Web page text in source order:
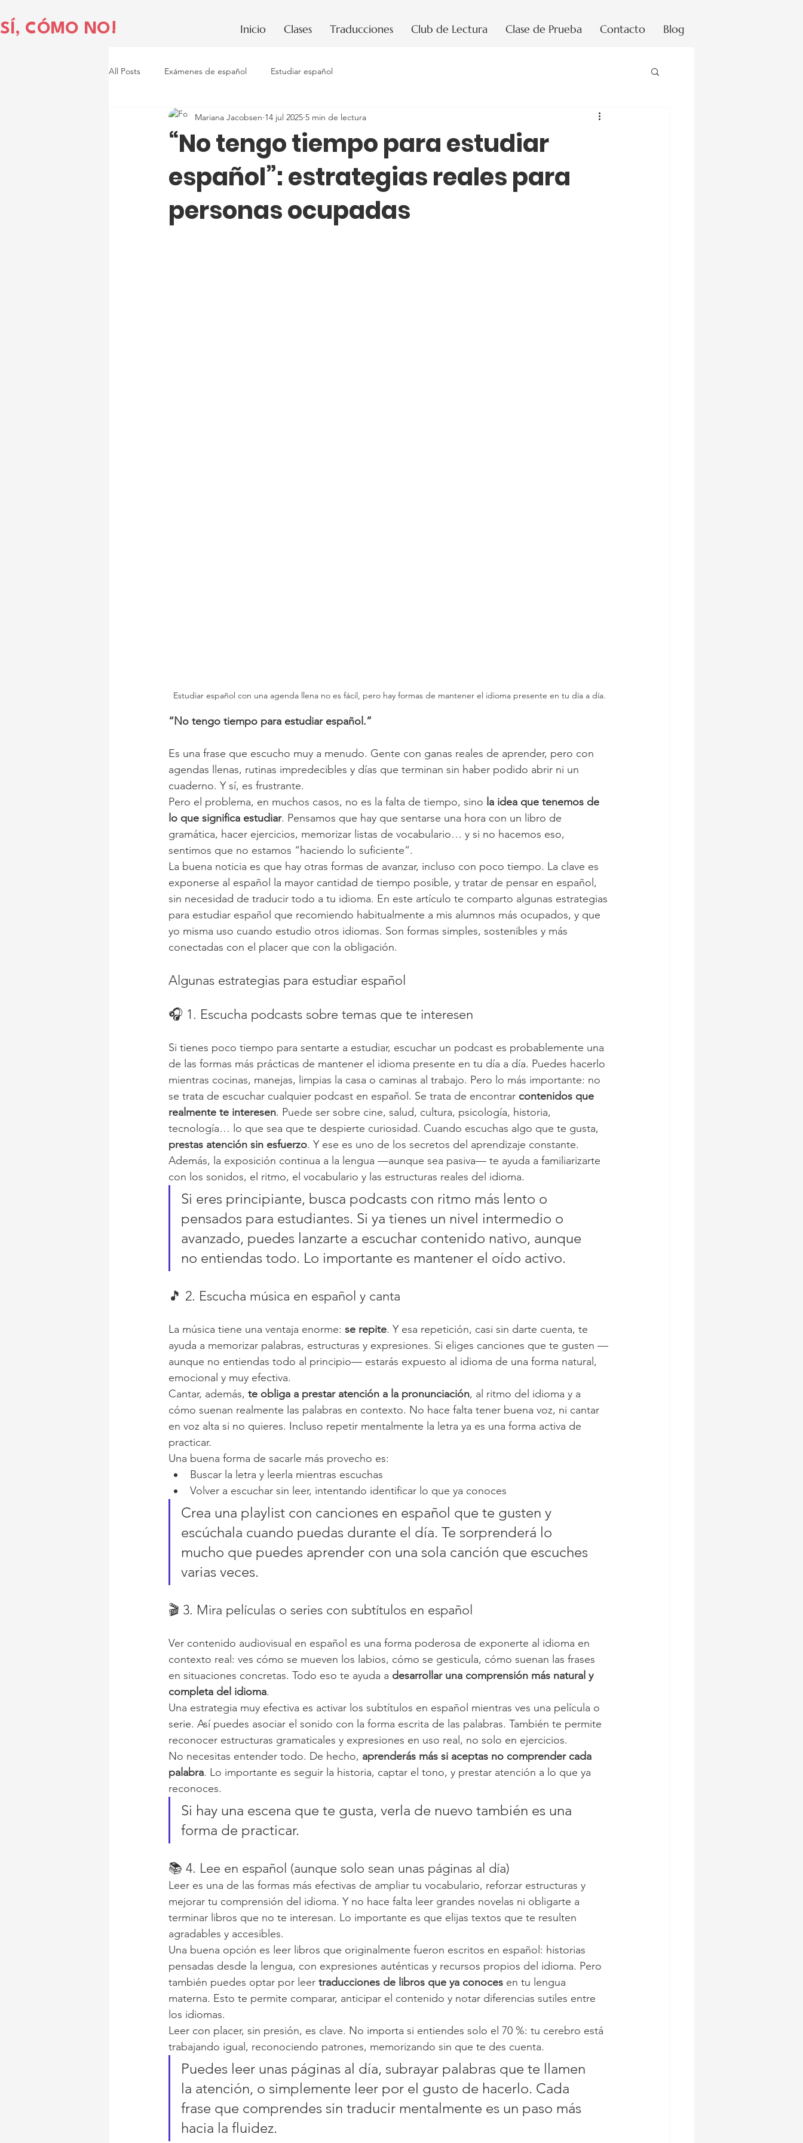
CÓMO NO! Inicio Clases Traducciones Club de Lectura Clase de Prueba Contacto Blog
All Posts Exámenes de español Estudiar español
“No tengo tiempo para estudiar
español”: estrategias reales para
personas ocupadas
Mariana Jacobsen 14 jul 2025 5 min de lectura
Estudiar español con una agenda llena no es fácil, pero hay formas de mantener el idioma presente en tu día a día.
“No tengo tiempo para estudiar español.”
Es una frase que escucho muy a menudo. Gente con ganas reales de aprender, pero con
agendas llenas, rutinas impredecibles y días que terminan sin haber podido abrir ni un
cuaderno. Y sí, es frustrante.
Pero el problema, en muchos casos, no es la falta de tiempo, sino la idea que tenemos de
lo que significa estudiar. Pensamos que hay que sentarse una hora con un libro de
gramática, hacer ejercicios, memorizar listas de vocabulario… y si no hacemos eso,
sentimos que no estamos “haciendo lo suficiente”.
La buena noticia es que hay otras formas de avanzar, incluso con poco tiempo. La clave es
exponerse al español la mayor cantidad de tiempo posible, y tratar de pensar en español,
sin necesidad de traducir todo a tu idioma. En este artículo te comparto algunas estrategias
para estudiar español que recomiendo habitualmente a mis alumnos más ocupados, y que
yo misma uso cuando estudio otros idiomas. Son formas simples, sostenibles y más
conectadas con el placer que con la obligación.
Algunas estrategias para estudiar español
🎧 1. Escucha podcasts sobre temas que te interesen
Si tienes poco tiempo para sentarte a estudiar, escuchar un podcast es probablemente una
de las formas más prácticas de mantener el idioma presente en tu día a día. Puedes hacerlo
mientras cocinas, manejas, limpias la casa o caminas al trabajo. Pero lo más importante: no
se trata de escuchar cualquier podcast en español. Se trata de encontrar contenidos que
realmente te interesen. Puede ser sobre cine, salud, cultura, psicología, historia,
tecnología… lo que sea que te despierte curiosidad. Cuando escuchas algo que te gusta,
prestas atención sin esfuerzo. Y ese es uno de los secretos del aprendizaje constante.
Además, la exposición continua a la lengua —aunque sea pasiva— te ayuda a familiarizarte
con los sonidos, el ritmo, el vocabulario y las estructuras reales del idioma.
Si eres principiante, busca podcasts con ritmo más lento o
pensados para estudiantes. Si ya tienes un nivel intermedio o
avanzado, puedes lanzarte a escuchar contenido nativo, aunque
no entiendas todo. Lo importante es mantener el oído activo.
🎵 2. Escucha música en español y canta
La música tiene una ventaja enorme: se repite. Y esa repetición, casi sin darte cuenta, te
ayuda a memorizar palabras, estructuras y expresiones. Si eliges canciones que te gusten —
aunque no entiendas todo al principio— estarás expuesto al idioma de una forma natural,
emocional y muy efectiva.
Cantar, además, te obliga a prestar atención a la pronunciación, al ritmo del idioma y a
cómo suenan realmente las palabras en contexto. No hace falta tener buena voz, ni cantar
en voz alta si no quieres. Incluso repetir mentalmente la letra ya es una forma activa de
practicar.
Una buena forma de sacarle más provecho es:
Buscar la letra y leerla mientras escuchas
Volver a escuchar sin leer, intentando identificar lo que ya conoces
Crea una playlist con canciones en español que te gusten y
escúchala cuando puedas durante el día. Te sorprenderá lo
mucho que puedes aprender con una sola canción que escuches
varias veces.
🎬 3. Mira películas o series con subtítulos en español
Ver contenido audiovisual en español es una forma poderosa de exponerte al idioma en
contexto real: ves cómo se mueven los labios, cómo se gesticula, cómo suenan las frases
en situaciones concretas. Todo eso te ayuda a desarrollar una comprensión más natural y
completa del idioma.
Una estrategia muy efectiva es activar los subtítulos en español mientras ves una película o
serie. Así puedes asociar el sonido con la forma escrita de las palabras. También te permite
reconocer estructuras gramaticales y expresiones en uso real, no solo en ejercicios.
No necesitas entender todo. De hecho, aprenderás más si aceptas no comprender cada
palabra. Lo importante es seguir la historia, captar el tono, y prestar atención a lo que ya
reconoces.
Si hay una escena que te gusta, verla de nuevo también es una
forma de practicar.
📚 4. Lee en español (aunque solo sean unas páginas al día)
Leer es una de las formas más efectivas de ampliar tu vocabulario, reforzar estructuras y
mejorar tu comprensión del idioma. Y no hace falta leer grandes novelas ni obligarte a
terminar libros que no te interesan. Lo importante es que elijas textos que te resulten
agradables y accesibles.
Una buena opción es leer libros que originalmente fueron escritos en español: historias
pensadas desde la lengua, con expresiones auténticas y recursos propios del idioma. Pero
también puedes optar por leer traducciones de libros que ya conoces en tu lengua
materna. Esto te permite comparar, anticipar el contenido y notar diferencias sutiles entre
los idiomas.
Leer con placer, sin presión, es clave. No importa si entiendes solo el 70 %: tu cerebro está
trabajando igual, reconociendo patrones, memorizando sin que te des cuenta.
Puedes leer unas páginas al día, subrayar palabras que te llamen
la atención, o simplemente leer por el gusto de hacerlo. Cada
frase que comprendes sin traducir mentalmente es un paso más
hacia la fluidez.